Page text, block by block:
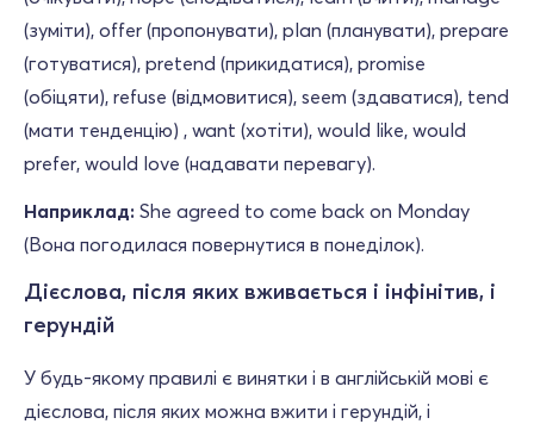
(зуміти), offer (пропонувати), plan (планувати), prepare
(готуватися), pretend (прикидатися), promise
(обіцяти), refuse (відмовитися), seem (здаватися), tend
(мати тенденцію) , want (хотіти), would like, would
prefer, would love (надавати перевагу).
Наприклад: She agreed to come back on Monday
(Вона погодилася повернутися в понеділок).
Дієслова, після яких вживається і інфінітив, і
герундій
У будь-якому правилі є винятки і в англійській мові є
дієслова, після яких можна вжити і герундій, і